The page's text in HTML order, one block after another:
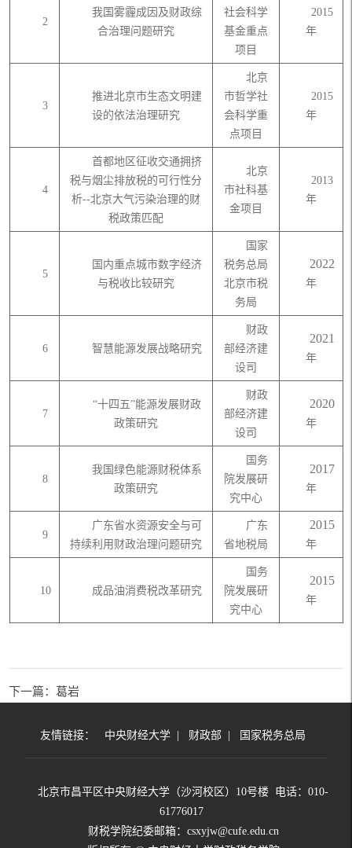
2
我国雾霾成因及财政综
合治理问题研究
社会科学
基金重点
项目
2015
年
3
推进北京市生态文明建
设的依法治理研究
北京
市哲学社
会科学重
点项目
2015
年
4
首都地区征收交通拥挤
税与烟尘排放税的可行性分
析--北京大气污染治理的财
税政策匹配
北京
市社科基
金项目
2013
年
5
国内重点城市数字经济
与税收比较研究
国家
税务总局
北京市税
务局
2022
年
6 智慧能源发展战略研究
财政
部经济建
设司
2021
年
7
“十四五”能源发展财政
政策研究
财政
部经济建
设司
2020
年
8
我国绿色能源财税体系
政策研究
国务
院发展研
究中心
2017
年
9
广东省水资源安全与可
持续利用财政治理问题研究
广东
省地税局
2015
年
10 成品油消费税改革研究
国务
院发展研
究中心
2015
年
下一篇：葛岩
友情链接： 中央财经大学 财政部 国家税务总局
北京市昌平区中央财经大学（沙河校区）10号楼 电话：010-
61776017
财税学院纪委邮箱：csxyjw@cufe.edu.cn